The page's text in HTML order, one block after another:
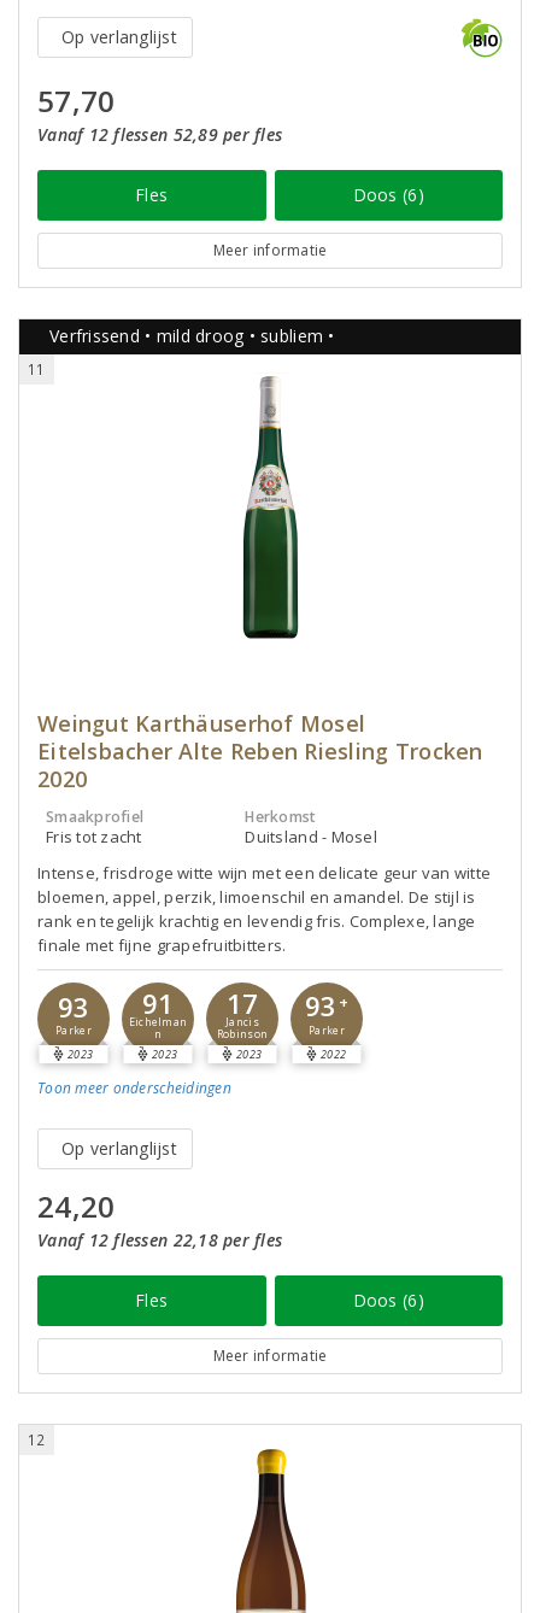
Op verlanglijst
57,70
Vanaf 12 flessen 52,89 per fles
Fles Doos (6)
Meer informatie
Verfrissend • mild droog • subliem •
11
Weingut Karthäuserhof Mosel
Eitelsbacher Alte Reben Riesling Trocken
2020
Smaakprofiel
Fris tot zacht
Herkomst
Duitsland - Mosel
Intense, frisdroge witte wijn met een delicate geur van witte
bloemen, appel, perzik, limoenschil en amandel. De stijl is
rank en tegelijk krachtig en levendig fris. Complexe, lange
finale met fijne grapefruitbitters.
93
Parker
2023
91
Eichelman
n
2023
17
Jancis
Robinson
2023
93 +
Parker
2022
Toon meer onderscheidingen
Op verlanglijst
24,20
Vanaf 12 flessen 22,18 per fles
Fles Doos (6)
Meer informatie
12